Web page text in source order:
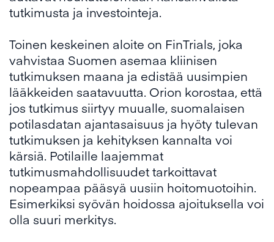
tutkimusta ja investointeja.
Toinen keskeinen aloite on FinTrials, joka
vahvistaa Suomen asemaa kliinisen
tutkimuksen maana ja edistää uusimpien
lääkkeiden saatavuutta. Orion korostaa, että
jos tutkimus siirtyy muualle, suomalaisen
potilasdatan ajantasaisuus ja hyöty tulevan
tutkimuksen ja kehityksen kannalta voi
kärsiä. Potilaille laajemmat
tutkimusmahdollisuudet tarkoittavat
nopeampaa pääsyä uusiin hoitomuotoihin.
Esimerkiksi syövän hoidossa ajoituksella voi
olla suuri merkitys.